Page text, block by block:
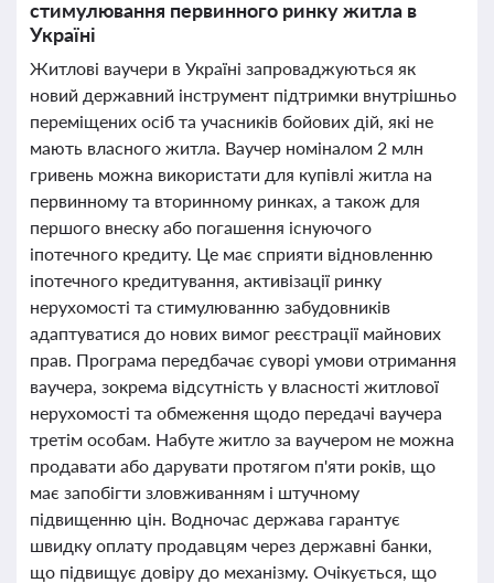
стимулювання первинного ринку житла в
Україні
Житлові ваучери в Україні запроваджуються як
новий державний інструмент підтримки внутрішньо
переміщених осіб та учасників бойових дій, які не
мають власного житла. Ваучер номіналом 2 млн
гривень можна використати для купівлі житла на
первинному та вторинному ринках, а також для
першого внеску або погашення існуючого
іпотечного кредиту. Це має сприяти відновленню
іпотечного кредитування, активізації ринку
нерухомості та стимулюванню забудовників
адаптуватися до нових вимог реєстрації майнових
прав. Програма передбачає суворі умови отримання
ваучера, зокрема відсутність у власності житлової
нерухомості та обмеження щодо передачі ваучера
третім особам. Набуте житло за ваучером не можна
продавати або дарувати протягом п'яти років, що
має запобігти зловживанням і штучному
підвищенню цін. Водночас держава гарантує
швидку оплату продавцям через державні банки,
що підвищує довіру до механізму. Очікується, що